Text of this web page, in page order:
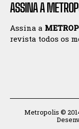
ASSINA A
Assina a
revista todos os
Metropolis ©